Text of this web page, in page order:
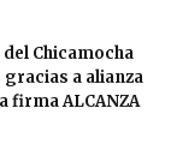
Chicamocha
a alianza
firma ALCANZA